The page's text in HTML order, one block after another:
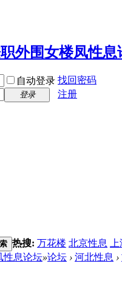
自动登录 找回密码
登录
注册
热搜: 万花楼 北京性息
性息论坛»论坛 › 河北性息 ›